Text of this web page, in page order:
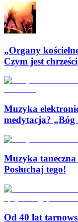
„Organy
Czym jest
Muzyka
medytacja? „Bóg
Muzyka
Posłuchaj tego!
Od 40 lat